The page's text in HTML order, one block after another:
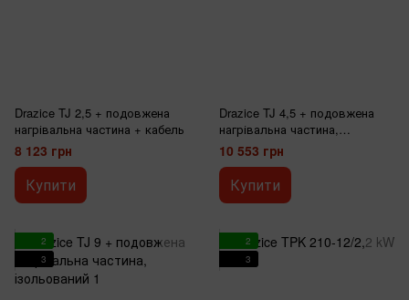
Drazice TJ 2,5 + подовжена
нагрівальна частина + кабель
8 123 грн
Купити
Drazice TJ 4,5 + подовжена
нагрівальна частина,
ізольований
10 553 грн
Купити
2
3
2
3